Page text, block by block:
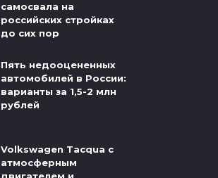
самосвала на
российских стройках
до сих пор
Пять недооцененных
автомобилей в России:
варианты за 1,5-2 млн
рублей
Volkswagen Tacqua с
атмосферным